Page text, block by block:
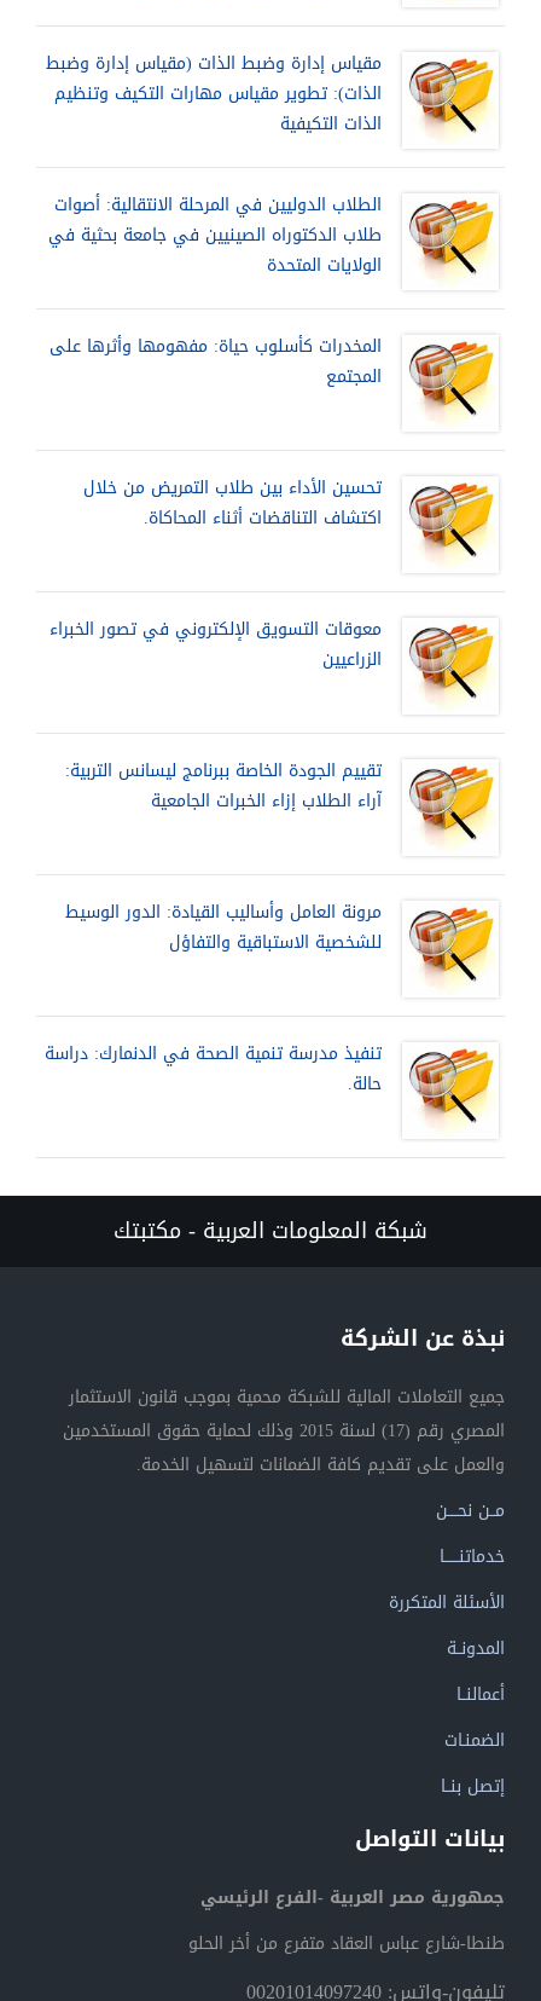
مقياس إدارة وضبط الذات (مقياس إدارة وضبط
الذات): تطوير مقياس مهارات التكيف وتنظيم
الذات التكيفية
الطلاب الدوليين في المرحلة الانتقالية: أصوات
طلاب الدكتوراه الصينيين في جامعة بحثية في
الولايات المتحدة
المخدرات كأسلوب حياة: مفهومها وأثرها على
المجتمع
تحسين الأداء بين طلاب التمريض من خلال
اكتشاف التناقضات أثناء المحاكاة.
معوقات التسويق الإلكتروني في تصور الخبراء
الزراعيين
تقييم الجودة الخاصة ببرنامج ليسانس التربية:
آراء الطلاب إزاء الخبرات الجامعية
مرونة العامل وأساليب القيادة: الدور الوسيط
للشخصية الاستباقية والتفاؤل
تنفيذ مدرسة تنمية الصحة في الدنمارك: دراسة
حالة.
شبكة المعلومات العربية - مكتبتك
نبذة عن الشركة
جميع التعاملات المالية للشبكة محمية بموجب قانون الاستثمار
المصري رقم (17) لسنة 2015 وذلك لحماية حقوق المستخدمين
والعمل على تقديم كافة الضمانات لتسهيل الخدمة.
مــن نحــــن
خدماتنــــــا
الأسئلة المتكررة
المدونــة
أعمالنــا
الضمنـات
إتصل بنــا
بيانات التواصل
جمهورية مصر العربية -الفرع الرئيسي
طنطا-شارع عباس العقاد متفرع من أخر الحلو
تليفون-واتس: 00201014097240